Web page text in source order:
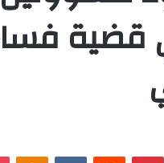
بينتيريست